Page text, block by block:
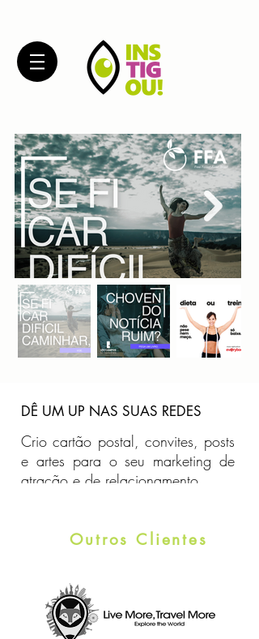
DÊ UM UP NAS SUAS REDES
Crio cartão postal, convites, posts
e artes para o seu marketing de
atração e de relacionamento.
Outros Clientes